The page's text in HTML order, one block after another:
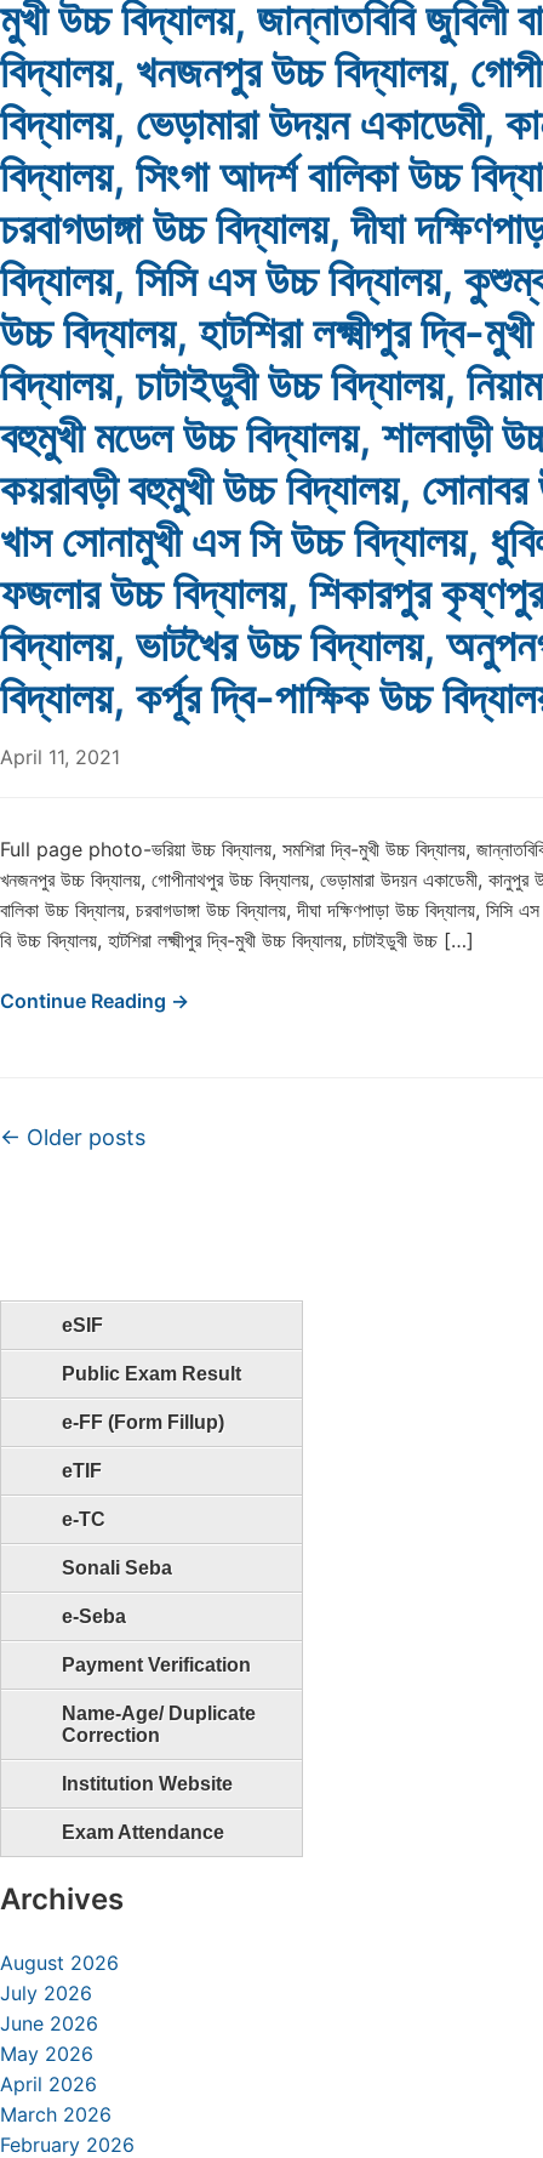
eSIF
Public Exam Result
e-FF (Form Fillup)
eTIF
e-TC
Sonali Seba
e-Seba
Payment Verification
Name-Age/ Duplicate
Correction
Institution Website
Exam Attendance
মুখী উচ্চ বিদ্যালয়, জান্নাতবিবি জুবিলী
বিদ্যালয়, খনজনপুর উচ্চ বিদ্যালয়,
বিদ্যালয়, ভেড়ামারা উদয়ন একাডেমী,
বিদ্যালয়, সিংগা আদর্শ বালিকা উচ্চ
চরবাগডাঙ্গা উচ্চ বিদ্যালয়, দীঘা
বিদ্যালয়, সিসি এস উচ্চ বিদ্যালয়,
উচ্চ বিদ্যালয়, হাটশিরা লক্ষ্মীপুর দ্বি-
বিদ্যালয়, চাটাইডুবী উচ্চ বিদ্যালয়,
বহুমুখী মডেল উচ্চ বিদ্যালয়, শালবাড়ী
কয়রাবড়ী বহুমুখী উচ্চ বিদ্যালয়, সোনাবর
খাস সোনামুখী এস সি উচ্চ বিদ্যালয়,
ফজলার উচ্চ বিদ্যালয়, শিকারপুর
বিদ্যালয়, ভাটখৈর উচ্চ বিদ্যালয়,
বিদ্যালয়, কর্পূর দ্বি-পাক্ষিক উচ্চ
April 11, 2021
Full page photo-ভরিয়া উচ্চ বিদ্যালয়, সমশিরা দ্বি-মুখী উচ্চ বিদ্যালয়, জান্নাতবিবি
খনজনপুর উচ্চ বিদ্যালয়, গোপীনাথপুর উচ্চ বিদ্যালয়, ভেড়ামারা উদয়ন একাডেমী, কানুপুর
বালিকা উচ্চ বিদ্যালয়, চরবাগডাঙ্গা উচ্চ বিদ্যালয়, দীঘা দক্ষিণপাড়া উচ্চ বিদ্যালয়, সিসি
বি উচ্চ বিদ্যালয়, হাটশিরা লক্ষ্মীপুর দ্বি-মুখী উচ্চ বিদ্যালয়, চাটাইডুবী উচ্চ […]
Continue Reading →
Post navigation
← Older posts
Archives
August 2026
July 2026
June 2026
May 2026
April 2026
March 2026
February 2026